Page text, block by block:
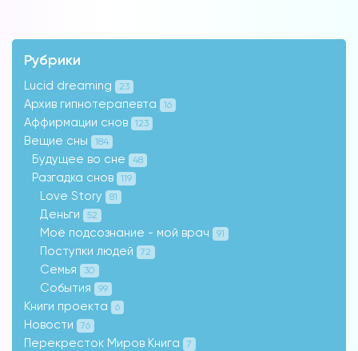
Рубрики
Lucid dreaming 23
Архив гипнотерапевта 16
Аффирмации снов 123
Вещие сны 184
Будущее во сне 48
Разгадка снов 119
Love Story 81
Деньги 52
Моё подсознание - мой врач 91
Поступки людей 72
Семья 30
События 99
Книги проекта 6
Новости 76
Перекресток Миров Книга 7